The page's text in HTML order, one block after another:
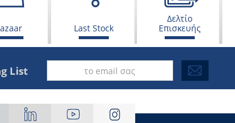
Last Stock
Δελτίο
Επισκευής
List